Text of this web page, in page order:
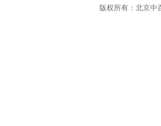
版权所有：北京